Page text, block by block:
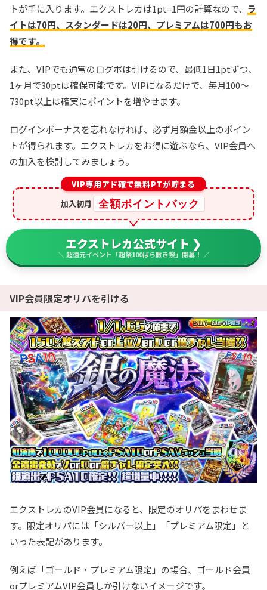
トが手に入ります。エクストレカは1pt=1円の計算なので、 ラ
イトは70円、スタンダードは20円、プレミアムは700円もお
得です。
また、VIPでも通常のログボは引けるので、最低1日1ptずつ、
1ヶ月で30ptは確保可能です。VIPになるだけで、毎月100～
730pt以上は確実にポイントを増やせます。
ログインボーナスを忘れなければ、必ず月額金以上のポイン
トが得られます。エクストレカをお得に遊ぶなら、VIP会員へ
の加入を検討してみましょう。
VIP専用アド確で無料PTが貯まる
加入初月
全額ポイントバック
エクストレカ公式サイト ❯
＼ 超還元イベント「超祭100ばら撒き祭」開幕！ ／
VIP会員限定オリパを引ける
エクストレカのVIP会員になると、限定のオリパをまわせま
す。限定オリパには「シルバー以上」「プレミアム限定」と
いった表記があります。
例えば「ゴールド・プレミアム限定」の場合、ゴールド会員
orプレミアムVIP会員しか引けないイメージです。